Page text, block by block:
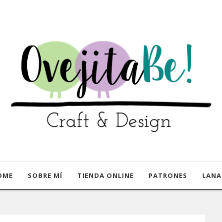
SOBRE MÍ TIENDA ONLINE PATRONES